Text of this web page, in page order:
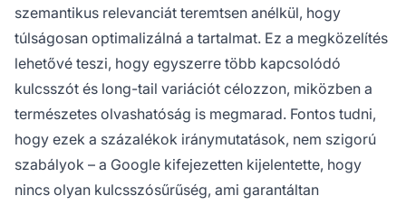
szemantikus relevanciát teremtsen anélkül, hogy
túlságosan optimalizálná a tartalmat. Ez a megközelítés
lehetővé teszi, hogy egyszerre több kapcsolódó
kulcsszót és long-tail variációt célozzon, miközben a
természetes olvashatóság is megmarad. Fontos tudni,
hogy ezek a százalékok iránymutatások, nem szigorú
szabályok – a Google kifejezetten kijelentette, hogy
nincs olyan kulcsszósűrűség, ami garantáltan